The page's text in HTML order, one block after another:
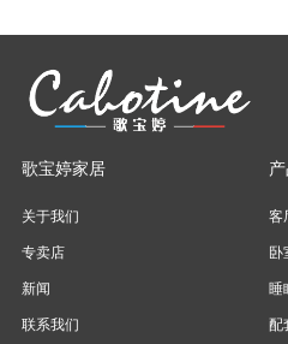
歌宝婷家居
关于我们
专卖店
新闻
联系我们
客
卧
睡
配